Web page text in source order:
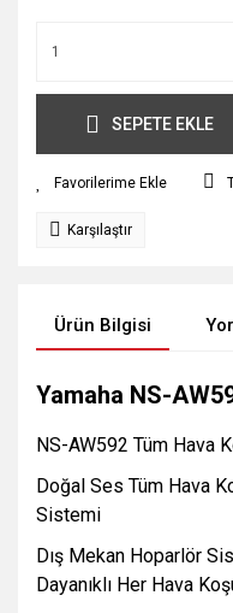
SEPETE EKLE
Karşılaştır
Ürün Bilgisi
Yamaha NS-
NS-AW592 Tüm Hava
Doğal Ses Tüm Hava
Sistemi
Dış Mekan Hoparlör
Dayanıklı Her Hava